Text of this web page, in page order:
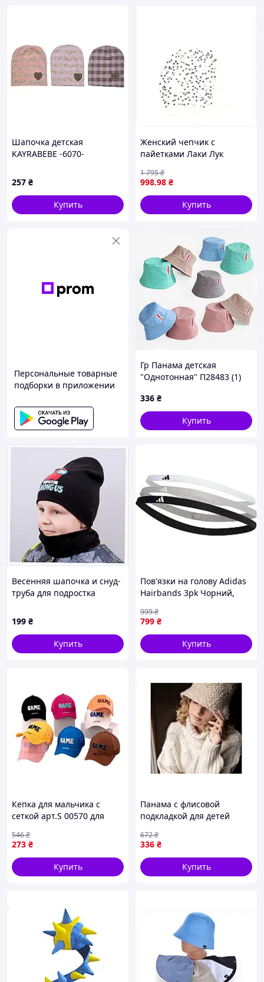
Шапочка детская
KAYRABEBE -6070-
257 ₴
Купить
Женский чепчик с
пайетками Лаки Лук
879K5H581
998.98 ₴
1 795₴
Купить
Персональные товарные
подборки в приложении
Гр Панама детская
"Однотонная" П28483 (1)
336 ₴
Купить
Весенняя шапочка и снуд-
труба для подростка
199 ₴
Купить
Пов'язки на голову Adidas
Hairbands 3pk Чорний,
58-60)
799 ₴
999₴
Купить
Кепка для мальчика с
сеткой арт.S 00570 для
комфортного ношения в
летнее время
273 ₴
546₴
Купить
Панама с флисовой
подкладкой для детей
ТМ Glory Kids для защиты
от солнца
336 ₴
672₴
Купить